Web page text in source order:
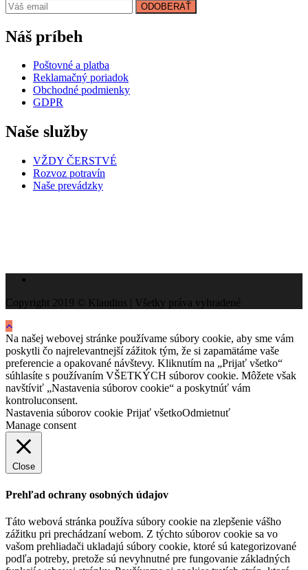
ODOBERAŤ
Náš príbeh
Poštovné a platba
Reklamačný poriadok
Obchodné podmienky
GDPR
Naše služby
VŽDY ČERSTVÉ
Rozvoz potravín
Naše prevádzky
Copyright 2019 © Klaudius | Všetky práva vyhradené
Na našej webovej stránke používame súbory cookie, aby sme vám
poskytli čo najrelevantnejší zážitok tým, že si zapamätáme vaše
preferencie a opakované návštevy. Kliknutím na „Prijať všetko“
súhlasíte s používaním VŠETKÝCH súborov cookie. Môžete však
navštíviť „Nastavenia súborov cookie“ a poskytnúť vám
kontroluconsent.
Nastavenia súborov cookie Prijať všetkoOdmietnuť
Manage consent
Close
Prehľad ochrany osobných údajov
Táto webová stránka používa súbory cookie na zlepšenie vášho
zážitku pri prechádzaní webom. Z týchto súborov cookie sa vo
vašom prehliadači ukladajú súbory cookie, ktoré sú kategorizované
podľa potreby, pretože sú nevyhnutné pre fungovanie základných